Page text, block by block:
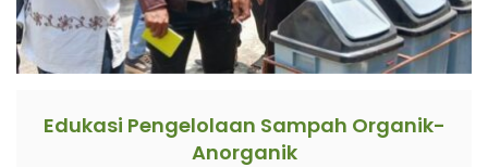
Edukasi Pengelolaan Sampah Organik-
Anorganik